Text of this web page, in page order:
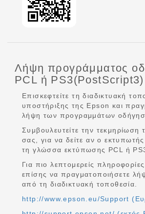
Λήψη προγράμματος
PCL ή PS3(PostScript3)
Επισκεφτείτε τη διαδικτυακή
υποστήριξης της Epson και
λήψη των προγραμμάτων
Συμβουλευτείτε την τεκμηρίωση
σας, για να δείτε αν ο εκτυπωτής
τη γλώσσα εκτύπωσης PCL ή
Για πιο λεπτομερείς
επίσης να πραγματοποιήσετε
από τη διαδικτυακή τοποθεσία.
http://www.epson.eu/Support